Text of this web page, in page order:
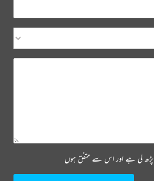
پڑھ لی ہے اور اس سے متفق ہوں